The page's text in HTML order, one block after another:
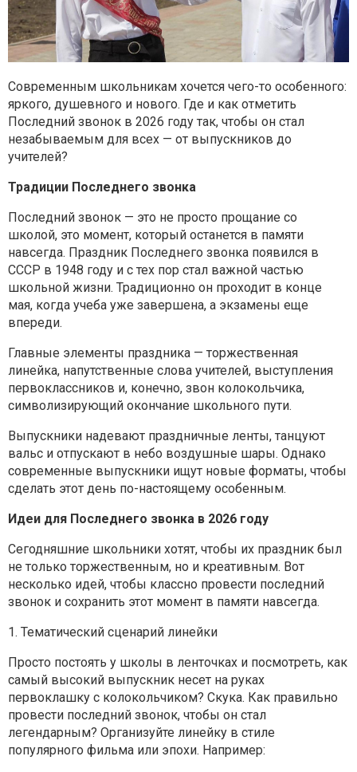
Современным школьникам хочется чего-то особенного:
яркого, душевного и нового. Где и как отметить
Последний звонок в 2026 году так, чтобы он стал
незабываемым для всех — от выпускников до
учителей?
Традиции Последнего звонка
Последний звонок — это не просто прощание со
школой, это момент, который останется в памяти
навсегда. Праздник Последнего звонка появился в
СССР в 1948 году и с тех пор стал важной частью
школьной жизни. Традиционно он проходит в конце
мая, когда учеба уже завершена, а экзамены еще
впереди.
Главные элементы праздника — торжественная
линейка, напутственные слова учителей, выступления
первоклассников и, конечно, звон колокольчика,
символизирующий окончание школьного пути.
Выпускники надевают праздничные ленты, танцуют
вальс и отпускают в небо воздушные шары. Однако
современные выпускники ищут новые форматы, чтобы
сделать этот день по-настоящему особенным.
Идеи для Последнего звонка в 2026 году
Сегодняшние школьники хотят, чтобы их праздник был
не только торжественным, но и креативным. Вот
несколько идей, чтобы классно провести последний
звонок и сохранить этот момент в памяти навсегда.
1. Тематический сценарий линейки
Просто постоять у школы в ленточках и посмотреть, как
самый высокий выпускник несет на руках
первоклашку с колокольчиком? Скука. Как правильно
провести последний звонок, чтобы он стал
легендарным? Организуйте линейку в стиле
популярного фильма или эпохи. Например: